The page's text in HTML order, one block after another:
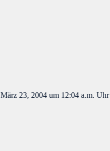
März 23, 2004 um 12:04 a.m. Uhr